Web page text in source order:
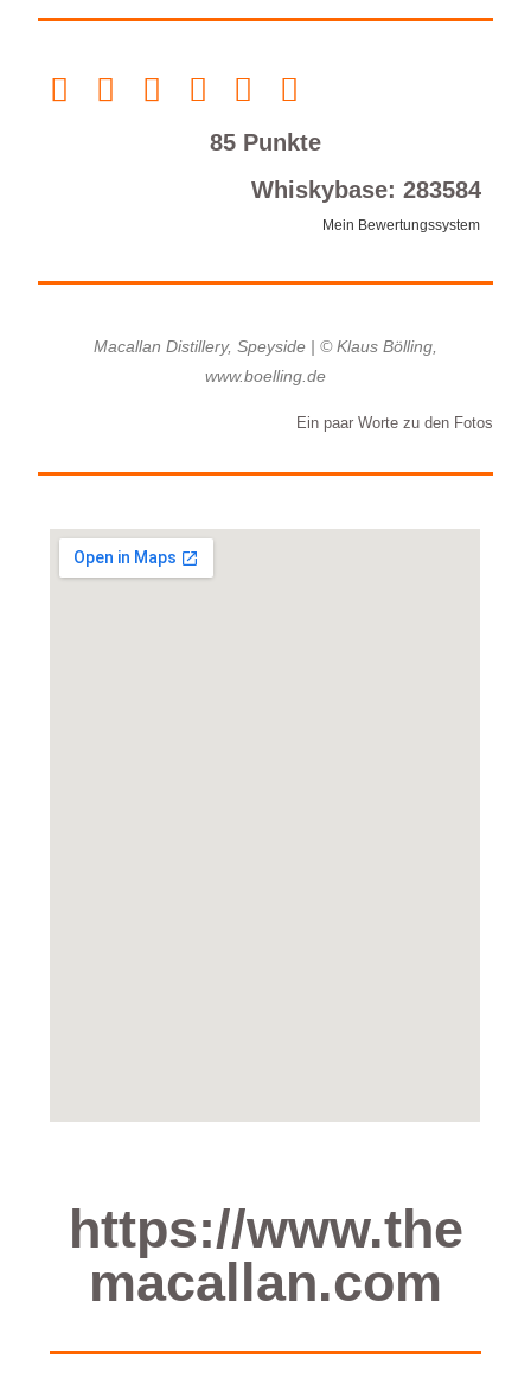
85 Punkte
Whiskybase: 283584
Mein Bewertungssystem
Macallan Distillery, Speyside | © Klaus Bölling,
www.boelling.de
Ein paar Worte zu den Fotos
https://www.the
macallan.com